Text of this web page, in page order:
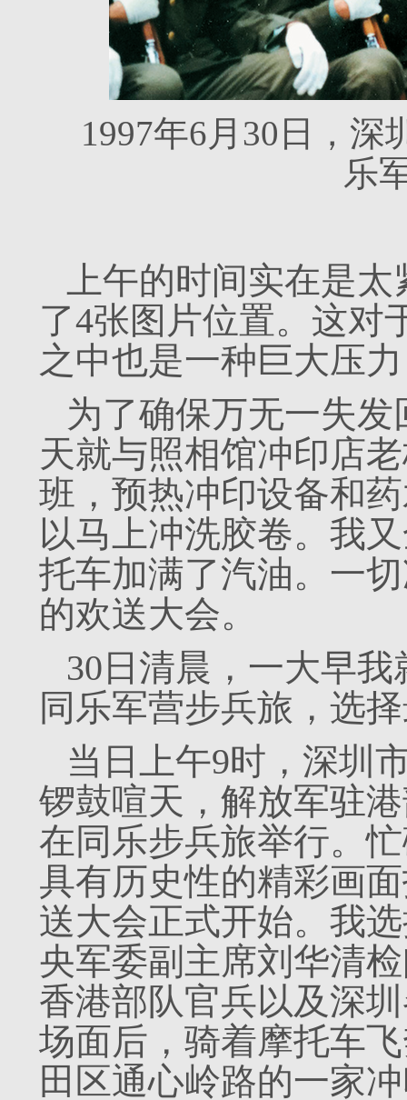
1997年6月30日，
乐
上午的时间实在是
了4张图片位置。这对
之中也是一种巨大压
为了确保万无一失
天就与照相馆冲印店
班，预热冲印设备和
以马上冲洗胶卷。我
托车加满了汽油。一
的欢送大会。
30日清晨，一大早
同乐军营步兵旅，选
当日上午9时，深圳
锣鼓喧天，解放军驻
在同乐步兵旅举行。
具有历史性的精彩画
送大会正式开始。我
央军委副主席刘华清
香港部队官兵以及深
场面后，骑着摩托车
田区通心岭路的一家